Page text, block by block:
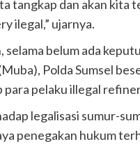
tangkap dan akan kita
ilegal,” ujarnya.
belum ada
Polda Sumsel
pelaku illegal
legalisasi sumur-
penegakan hukum